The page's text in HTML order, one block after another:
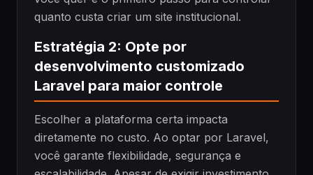
quanto custa criar um site institucional.
Estratégia 2: Opte por
desenvolvimento customizado
Laravel para maior controle
Escolher a plataforma certa impacta
diretamente no custo. Ao optar por Laravel,
você garante flexibilidade, segurança e